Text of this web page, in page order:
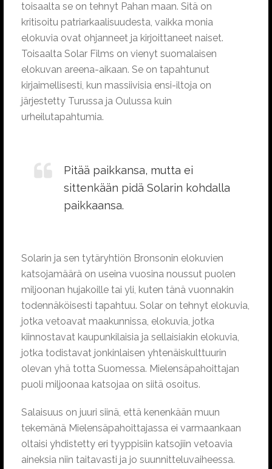
toisaalta se on tehnyt Pahan maan. Sitä on
kritisoitu patriarkaalisuudesta, vaikka monia
elokuvia ovat ohjanneet ja kirjoittaneet naiset.
Toisaalta Solar Films on vienyt suomalaisen
elokuvan areena-aikaan. Se on tapahtunut
kirjaimellisesti, kun massiivisia ensi-iltoja on
järjestetty Turussa ja Oulussa kuin
urheilutapahtumia.
Pitää paikkansa, mutta ei
sittenkään pidä Solarin kohdalla
paikkaansa.
Solarin ja sen tytäryhtiön Bronsonin elokuvien
katsojamäärä on useina vuosina noussut puolen
miljoonan hujakoille tai yli, kuten tänä vuonnakin
todennäköisesti tapahtuu. Solar on tehnyt elokuvia,
jotka vetoavat maakunnissa, elokuvia, jotka
kiinnostavat kaupunkilaisia ja sellaisiakin elokuvia,
jotka todistavat jonkinlaisen yhtenäiskulttuurin
olevan yhä totta Suomessa. Mielensäpahoittajan
puoli miljoonaa katsojaa on siitä osoitus.
Salaisuus on juuri siinä, että kenenkään muun
tekemänä Mielensäpahoittajassa ei varmaankaan
oltaisi yhdistetty eri tyyppisiin katsojiin vetoavia
aineksia niin taitavasti ja jo suunnitteluvaiheessa.